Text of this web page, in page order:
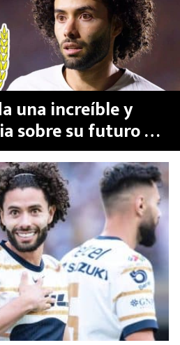
una increíble y
sobre su futuro en
Bélgica